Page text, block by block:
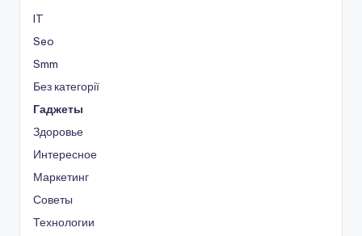
IT
Seo
Smm
Без категорії
Гаджеты
Здоровье
Интересное
Маркетинг
Советы
Технологии